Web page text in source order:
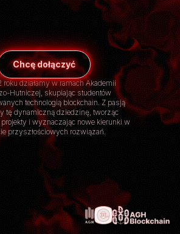
Chcę dołączyć
działamy w ramach Akademii
Hutniczej, skupiając studentów
technologią blockchain. Z pasją
tę dynamiczną dziedzinę, tworząc
i wyznaczając nowe kierunki w
przyszłościowych rozwiązań.